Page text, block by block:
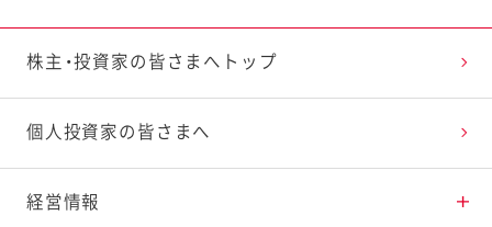
株主・投資家の皆さまへ トップ
個人投資家の皆さまへ
経営情報